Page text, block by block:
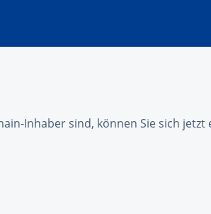
Inhaber sind, können Sie sich